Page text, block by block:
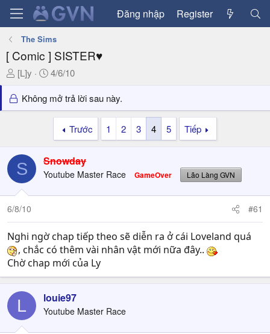
Đăng nhập Register
The Sims
[ Comic ] SISTER♥
T
r
e
t
a
r
e
r
[L]y
N
à
y
4/6/10
Không mở trả lời sau này.
Trước 1 2 3 4 5 Tiếp
S Snowday
Youtube Master Race GameOver Lão Làng GVN
6/8/10 #61
Nghi ngờ chap tiếp theo sẽ diễn ra ở cái Loveland quá
, chắc có thêm vài nhân vật mới nữa đây..
Chờ chap mới của Ly
L louie97
Youtube Master Race